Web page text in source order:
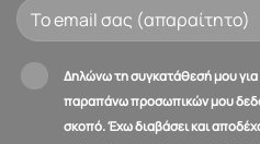
Δηλώνω τη συγκατάθεσή μου για
παραπάνω προσωπικών μου
σκοπό. Έχω διαβάσει και